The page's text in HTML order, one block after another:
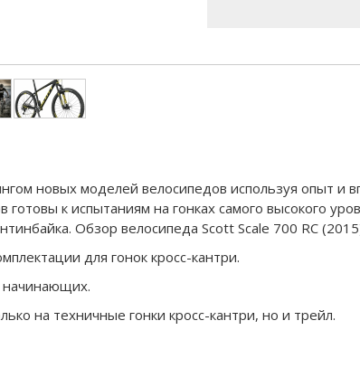
новых моделей велосипедов используя опыт и
к испытаниям на гонках самого высокого
Обзор велосипеда Scott Scale 700 RC
для гонок кросс-кантри.
начинающих.
на техничные гонки кросс-кантри, но и трейл.